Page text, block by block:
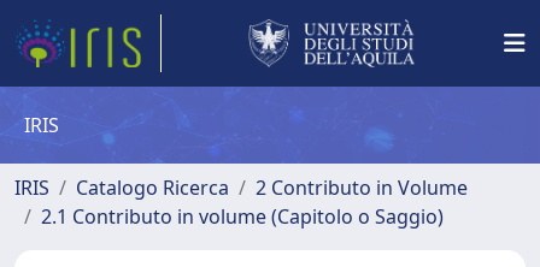
IRIS
IRIS Catalogo Ricerca
2 Contributo in Volume
2.1 Contributo in volume (Capitolo o Saggio)